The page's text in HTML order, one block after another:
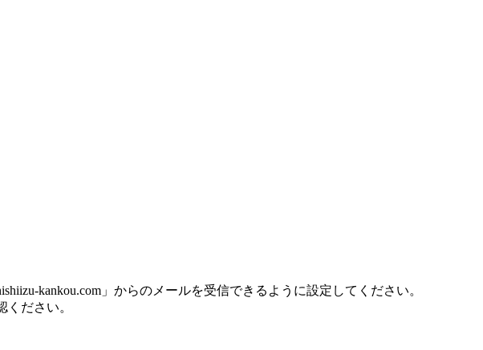
kankou.com」からのメールを受信できるように設定してください。
ださい。